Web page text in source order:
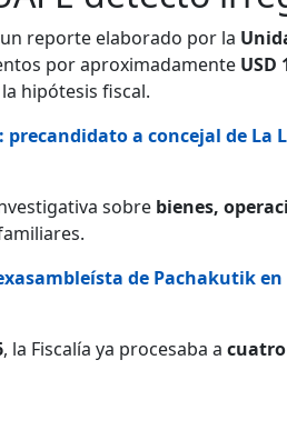
reporte elaborado por la
por aproximadamente USD
hipótesis fiscal.
precandidato a concejal de
sobre bienes,
de Pachakutik
, la Fiscalía ya procesaba a